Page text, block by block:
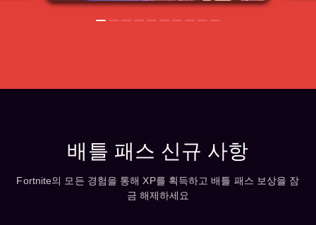
배틀 패스 신규 사항
Fortnite의 모든 경험을 통해 XP를 획득하고 배틀 패스 보상을 잠
금 해제하세요